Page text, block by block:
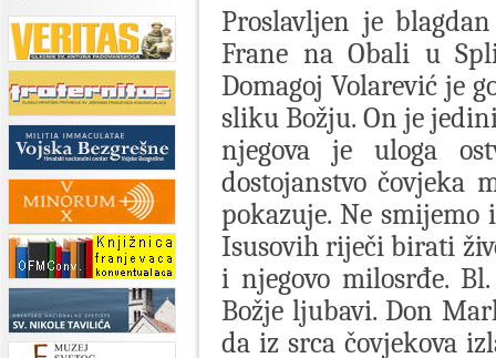
Proslavljen je
Frane na Obali u
Domagoj Volarević je
sliku Božju. On je
njegova je uloga
dostojanstvo
pokazuje. Ne
Isusovih riječi birati
i njegovo milosrđe.
Božje ljubavi. Don
da iz srca čovjekova